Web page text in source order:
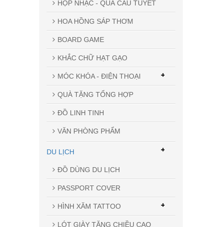
HỘP NHẠC - QUẢ CẦU TUYẾT
HOA HỒNG SÁP THƠM
BOARD GAME
KHẮC CHỮ HẠT GẠO
MÓC KHÓA - ĐIỆN THOẠI +
QUÀ TẶNG TỔNG HỢP
ĐỒ LINH TINH
VĂN PHÒNG PHẨM
DU LỊCH
ĐỒ DÙNG DU LỊCH
PASSPORT COVER
HÌNH XĂM TATTOO +
LÓT GIÀY TĂNG CHIỀU CAO
+